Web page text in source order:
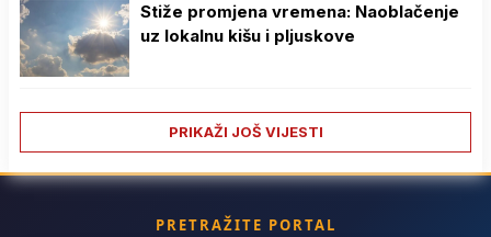
Stiže promjena vremena: Naoblačenje
uz lokalnu kišu i pljuskove
PRIKAŽI JOŠ VIJESTI
PRETRAŽITE PORTAL